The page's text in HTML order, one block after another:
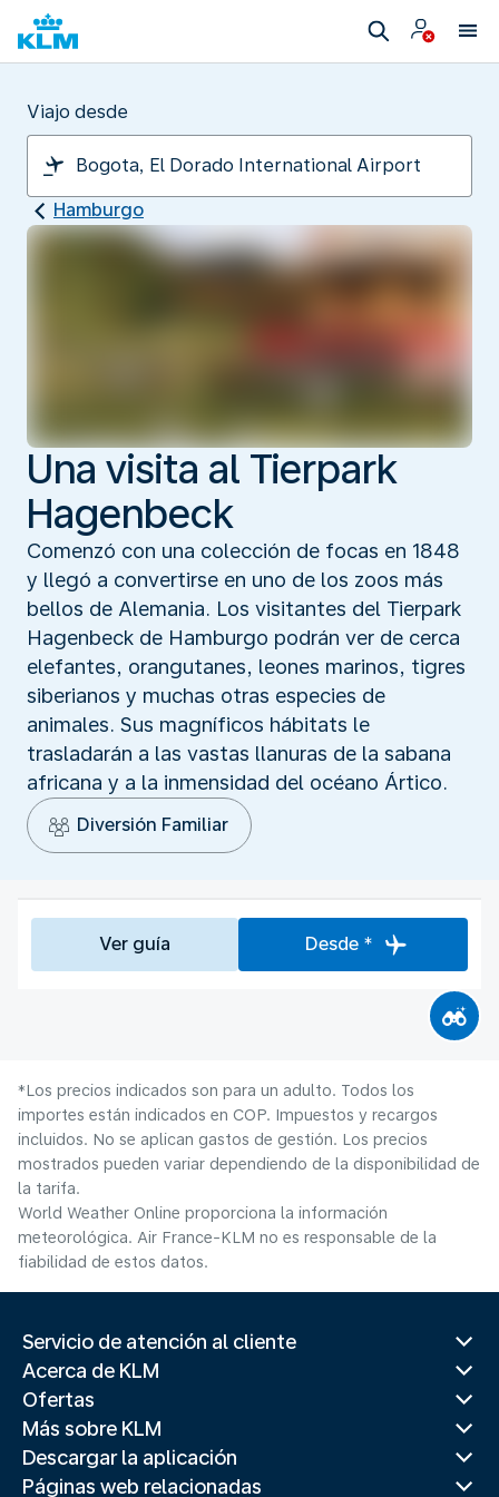
Viajo desde
Hamburgo
Una visita al Tierpark
Hagenbeck
Comenzó con una colección de focas en 1848
y llegó a convertirse en uno de los zoos más
bellos de Alemania. Los visitantes del Tierpark
Hagenbeck de Hamburgo podrán ver de cerca
elefantes, orangutanes, leones marinos, tigres
siberianos y muchas otras especies de
animales. Sus magníficos hábitats le
trasladarán a las vastas llanuras de la sabana
africana y a la inmensidad del océano Ártico.
Diversión Familiar
Ver guía Desde *
*Los precios indicados son para un adulto. Todos los
importes están indicados en COP. Impuestos y recargos
incluidos. No se aplican gastos de gestión. Los precios
mostrados pueden variar dependiendo de la disponibilidad de
la tarifa.
World Weather Online proporciona la información
meteorológica. Air France-KLM no es responsable de la
fiabilidad de estos datos.
Servicio de atención al cliente
Acerca de KLM
Ofertas
Más sobre KLM
Descargar la aplicación
Páginas web relacionadas